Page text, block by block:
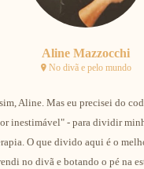
Aline Mazzocchi
No divã e pelo mundo
Aline. Mas eu precisei do
inestimável" - para dividir
O que divido aqui é o
no divã e botando o pé na